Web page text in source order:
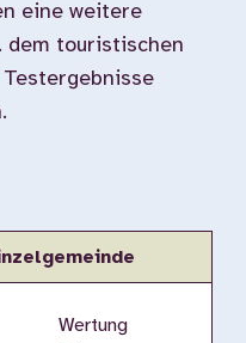
eine weitere
dem touristischen
Wertung